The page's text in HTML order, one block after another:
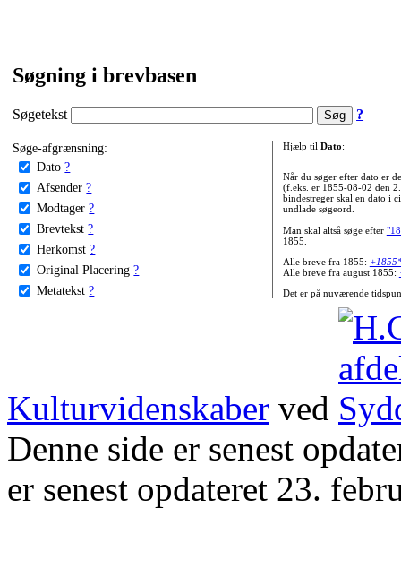
Søgning i brevbasen
Søgetekst ?
Søge-afgrænsning:
Dato ?
Afsender ?
Modtager ?
Brevtekst ?
Herkomst ?
Original Placering ?
Metatekst ?
Hjælp til Dato:
Når du søger efter dato er
(f.eks. er 1855-08-02 den
bindestreger skal en dato i
undlade søgeord.
Man skal altså søge efter
1855.
Alle breve fra 1855:
Alle breve fra august 1855:
Det er på nuværende
Kulturvidenskaber ved
Denne side er senest
er senest opdateret 23.